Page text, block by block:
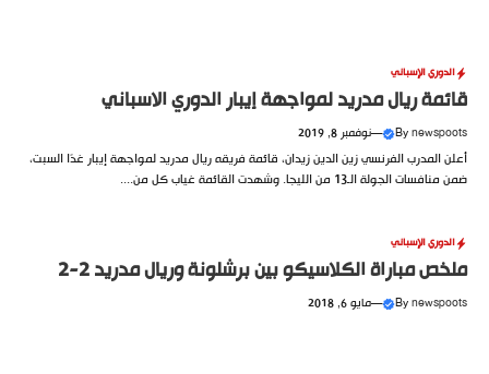
الدوري الإسباني
قائمة ريال مدريد لمواجهة إيبار الدوري الاسباني
Bynewspoots
—نوفمبر 8, 2019
أعلن المدرب الفرنسي زين الدين زيدان، قائمة فريقه ريال مدريد لمواجهة إيبار غدًا السبت،
ضمن منافسات الجولة الـ13 من الليجا. وشهدت القائمة غياب كل من....
الدوري الإسباني
ملخص مباراة الكلاسيكو بين برشلونة وريال مدريد 2-2
Bynewspoots
—مايو 6, 2018